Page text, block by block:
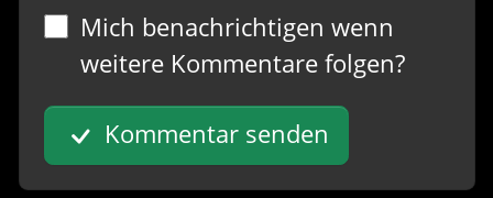
Mich benachrichtigen wenn
weitere Kommentare folgen?
Kommentar senden